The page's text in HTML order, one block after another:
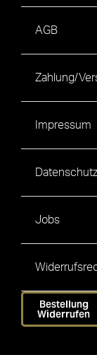
AGB
Zahlung/
Impressum
Jobs
Bestellung
Widerrufen